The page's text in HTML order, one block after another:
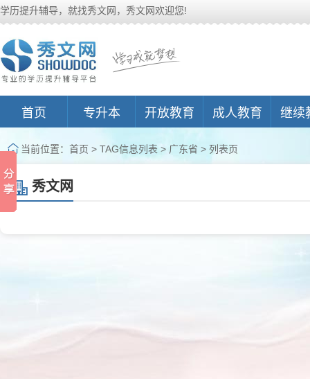
学历提升辅导，就找秀文网，秀文网欢迎您!
首页 专升本 开放教育 成人教育 继续
当前位置： 首页 > TAG信息列表 > 广东省 > 列表页
秀文网